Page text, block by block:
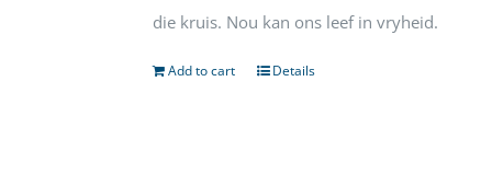
die kruis. Nou kan ons leef in vryheid.
Add to cart Details